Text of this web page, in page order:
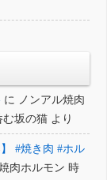
に
ノンアル焼肉
む坂の猫 より
#焼き肉 #ホル
肉ホルモン 時